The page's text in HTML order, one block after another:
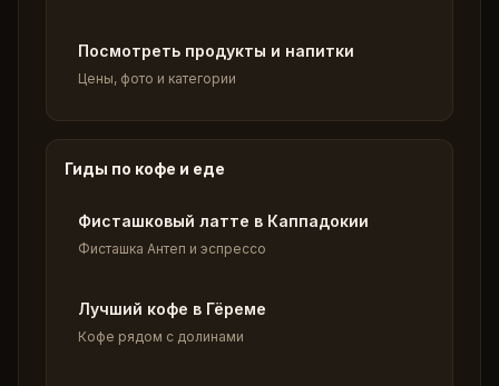
Посмотреть продукты и напитки
Цены, фото и категории
Гиды по кофе и еде
Фисташковый латте в Каппадокии
Фисташка Антеп и эспрессо
Лучший кофе в Гёреме
Кофе рядом с долинами